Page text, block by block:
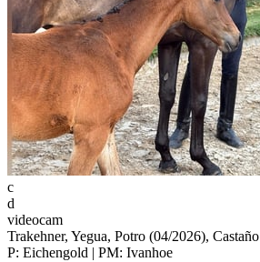
c
d
videocam
Trakehner, Yegua, Potro (04/2026), Castaño
P: Eichengold | PM: Ivanhoe